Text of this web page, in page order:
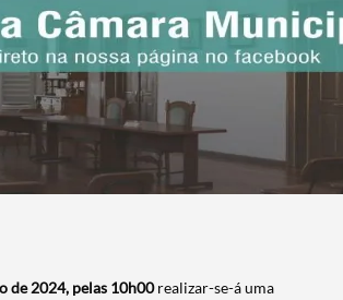
de 2024, pelas 10h00realizar-se-á uma